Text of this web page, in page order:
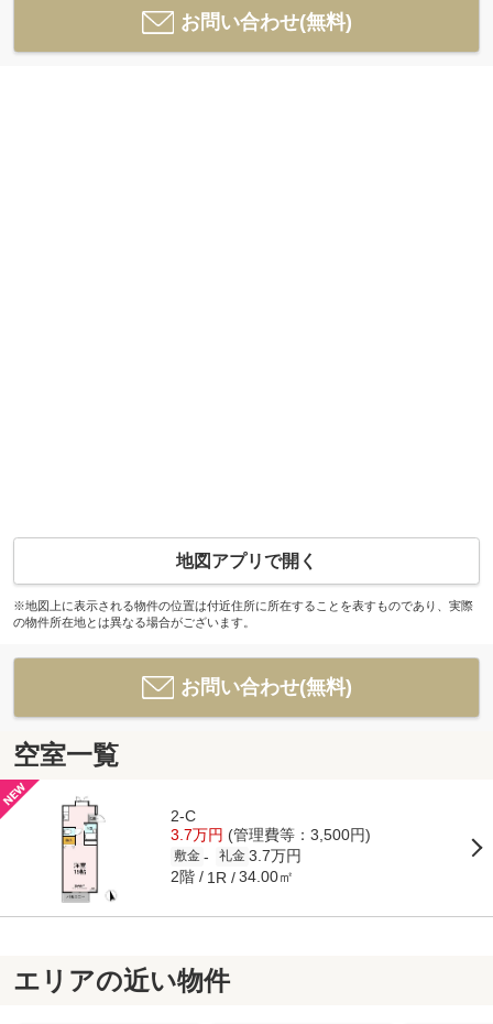
お問い合わせ(無料)
地図アプリで開く
※地図上に表示される物件の位置は付近住所に所在することを表すものであり、実際
の物件所在地とは異なる場合がございます。
お問い合わせ(無料)
空室一覧
2-C
3.7万円 (管理費等：3,500円)
敷金 - 礼金 3.7万円
2階 1R 34.00㎡
エリアの近い物件